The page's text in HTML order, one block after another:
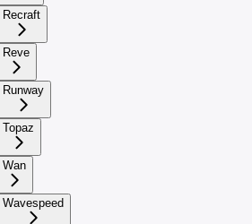
Recraft
Reve
Runway
Topaz
Wan
Wavespeed